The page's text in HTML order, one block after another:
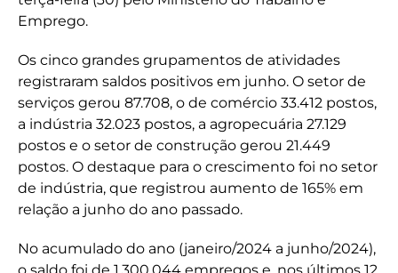
Emprego.
Os cinco grandes grupamentos de atividades
registraram saldos positivos em junho. O setor de
serviços gerou 87.708, o de comércio 33.412 postos,
a indústria 32.023 postos, a agropecuária 27.129
postos e o setor de construção gerou 21.449
postos. O destaque para o crescimento foi no setor
de indústria, que registrou aumento de 165% em
relação a junho do ano passado.
No acumulado do ano (janeiro/2024 a junho/2024),